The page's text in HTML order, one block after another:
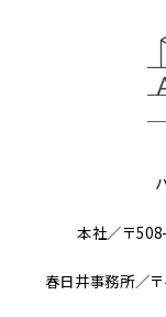
本社／〒
春日井事務所／